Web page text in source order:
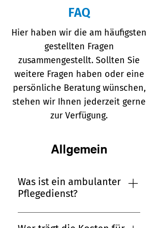
FAQ
Hier haben wir die am häufigsten
gestellten Fragen
zusammengestellt. Sollten Sie
weitere Fragen haben oder eine
persönliche Beratung wünschen,
stehen wir Ihnen jederzeit gerne
zur Verfügung.
Allgemein
Was ist ein ambulanter
Pflegedienst?
Ein ambulanter Pflegedienst